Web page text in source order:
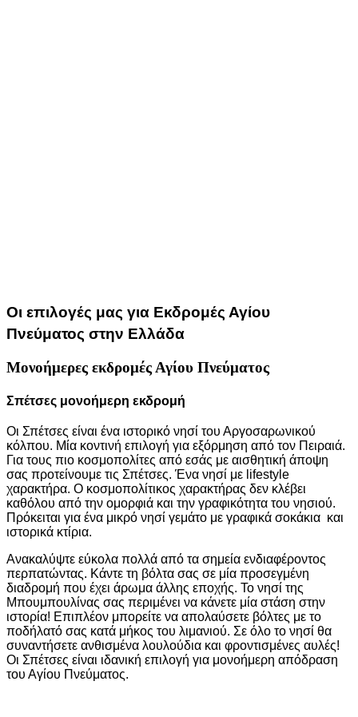
Οι επιλογές μας για Εκδρομές Αγίου
Πνεύματος στην Ελλάδα
Μονοήμερες εκδρομές Αγίου Πνεύματος
Σπέτσες μονοήμερη εκδρομή
Οι Σπέτσες είναι ένα ιστορικό νησί του Αργοσαρωνικού
κόλπου. Μία κοντινή επιλογή για εξόρμηση από τον Πειραιά.
Για τους πιο κοσμοπολίτες από εσάς με αισθητική άποψη
σας προτείνουμε τις Σπέτσες. Ένα νησί με lifestyle
χαρακτήρα. Ο κοσμοπολίτικος χαρακτήρας δεν κλέβει
καθόλου από την ομορφιά και την γραφικότητα του νησιού.
Πρόκειται για ένα μικρό νησί γεμάτο με γραφικά σοκάκια και
ιστορικά κτίρια.
Ανακαλύψτε εύκολα πολλά από τα σημεία ενδιαφέροντος
περπατώντας. Κάντε τη βόλτα σας σε μία προσεγμένη
διαδρομή που έχει άρωμα άλλης εποχής. Το νησί της
Μπουμπουλίνας σας περιμένει να κάνετε μία στάση στην
ιστορία! Επιπλέον μπορείτε να απολαύσετε βόλτες με το
ποδήλατό σας κατά μήκος του λιμανιού. Σε όλο το νησί θα
συναντήσετε ανθισμένα λουλούδια και φροντισμένες αυλές!
Οι Σπέτσες είναι ιδανική επιλογή για μονοήμερη απόδραση
του Αγίου Πνεύματος.